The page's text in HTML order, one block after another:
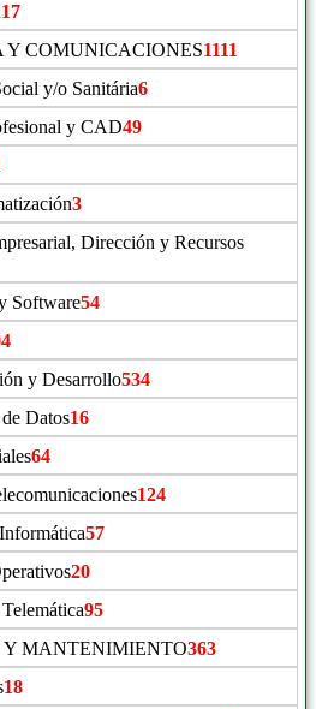
17
COMUNICACIONES1111
y/o Sanitária6
y CAD49
3
Dirección y Recursos
Software54
y Desarrollo534
Datos16
64
124
57
20
95
MANTENIMIENTO363
18